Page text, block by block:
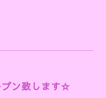
プン致します☆